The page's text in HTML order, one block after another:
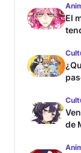
El
de